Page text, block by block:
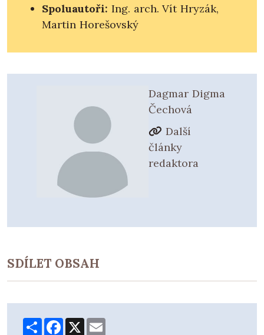
Spoluautoři: Ing. arch. Vít Hryzák,
Martin Horešovský
Dagmar Digma
Čechová
Další
články
redaktora
SDÍLET OBSAH
ShareFacebook
X